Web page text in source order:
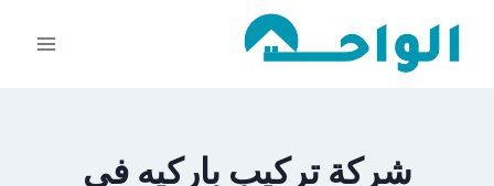
شركة تركيب باركيه في